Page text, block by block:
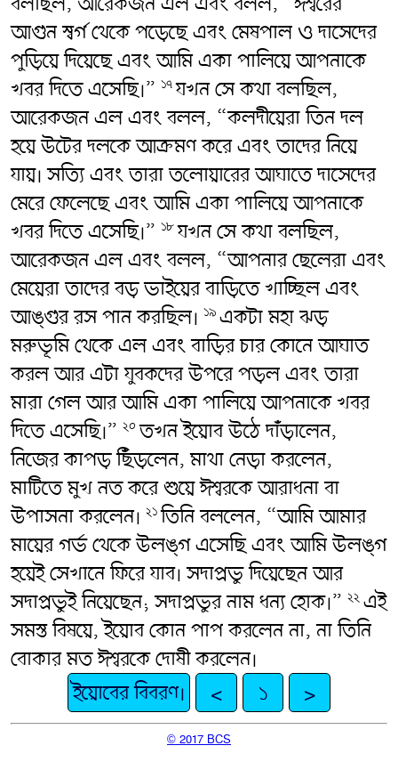
আগুন স্বর্গ থেকে পড়েছে এবং মেষপাল ও দাসেদের
পুড়িয়ে দিয়েছে এবং আমি একা পালিয়ে আপনাকে
খবর দিতে এসেছি।” ১৭যখন সে কথা বলছিল,
আরেকজন এল এবং বলল, “কলদীয়েরা তিন দল
হয়ে উটের দলকে আক্রমণ করে এবং তাদের নিয়ে
যায়। সত্যি এবং তারা তলোয়ারের আঘাতে দাসেদের
মেরে ফেলেছে এবং আমি একা পালিয়ে আপনাকে
খবর দিতে এসেছি।” ১৮যখন সে কথা বলছিল,
আরেকজন এল এবং বলল, “আপনার ছেলেরা এবং
মেয়েরা তাদের বড় ভাইয়ের বাড়িতে খাচ্ছিল এবং
আঙ্গুর রস পান করছিল। ১৯ একটা মহা ঝড়
মরুভূমি থেকে এল এবং বাড়ির চার কোনে আঘাত
করল আর এটা যুবকদের উপরে পড়ল এবং তারা
মারা গেল আর আমি একা পালিয়ে আপনাকে খবর
দিতে এসেছি।” ২০তখন ইয়োব উঠে দাঁড়ালেন,
নিজের কাপড় ছিঁড়লেন, মাথা নেড়া করলেন,
মাটিতে মুখ নত করে শুয়ে ঈশ্বরকে আরাধনা বা
উপাসনা করলেন। ২১তিনি বললেন, “আমি আমার
মায়ের গর্ভ থেকে উলঙ্গ এসেছি এবং আমি উলঙ্গ
হয়েই সেখানে ফিরে যাব। সদাপ্রভু দিয়েছেন আর
সদাপ্রভুই নিয়েছেন; সদাপ্রভুর নাম ধন্য হোক।” ২২ এই
সমস্ত বিষয়ে, ইয়োব কোন পাপ করলেন না, না তিনি
বোকার মত ঈশ্বরকে দোষী করলেন।
ইয়োবের বিবরণ।
< ১ >
© 2017 BCS